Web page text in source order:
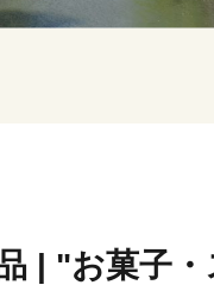
| "お菓子